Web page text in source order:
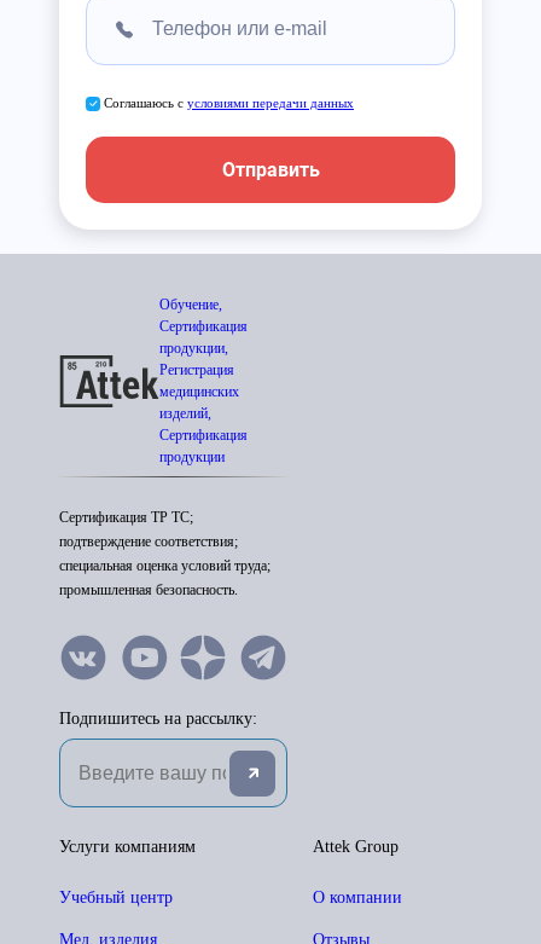
Соглашаюсь с условиями передачи данных
Отправить
Обучение,
Сертификация
продукции,
Регистрация
медицинских
изделий,
Сертификация
продукции
Сертификация ТР ТС;
подтверждение соответствия;
специальная оценка условий труда;
промышленная безопасность.
Подпишитесь на рассылку:
Attek Group
О компании
Отзывы
Услуги компаниям
Учебный центр
Мед. изделия